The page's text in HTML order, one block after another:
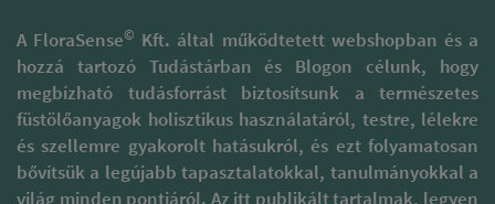
A FloraSense© Kft. által működtetett webshopban és a
hozzá tartozó Tudástárban és Blogon célunk, hogy
megbízható tudásforrást biztosítsunk a természetes
füstölőanyagok holisztikus használatáról, testre, lélekre
és szellemre gyakorolt hatásukról, és ezt folyamatosan
bővítsük a legújabb tapasztalatokkal, tanulmányokkal a
világ minden pontjáról. Az itt publikált tartalmak, legyen